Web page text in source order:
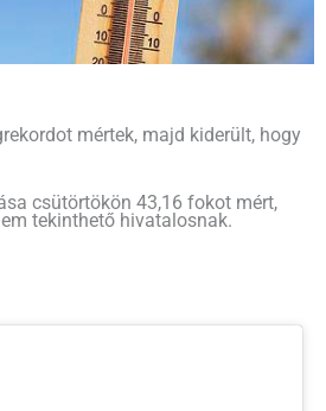
mértek, majd kiderült, hogy
csütörtökön 43,16 fokot mért,
tekinthető hivatalosnak.